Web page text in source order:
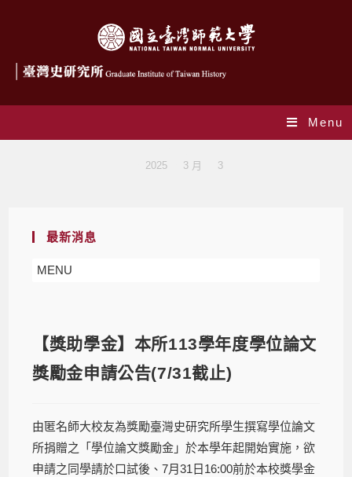
Menu
2025 3 月 3
最新消息
MENU
【獎助學金】本所113學年度學位論文
獎勵金申請公告(7/31截止)
由匿名師大校友為獎勵臺灣史研究所學生撰寫學位論文
所捐贈之「學位論文獎勵金」於本學年起開始實施，欲
申請之同學請於口試後、7月31日16:00前於本校獎學金